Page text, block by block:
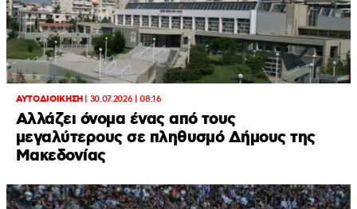
ΑΥΤΟΔΙΟΙΚΗΣΗ| 30.07.2026 | 08:16
Αλλάζει όνομα ένας από τους
μεγαλύτερους σε πληθυσμό Δήμους της
Μακεδονίας